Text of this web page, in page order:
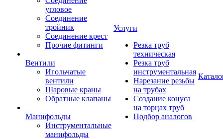
угловое
Соединение
тройник
Соединение крест
Прочие фитинги
Вентили
Игольчатые
вентили
Шаровые краны
Обратные клапаны
Манифольды
Инструментальные
манифольды
Услуги
Резка труб
техническая
Резка труб
инструментальная
Нарезание резьбы
на трубах
Создание конуса
на торцах труб
Подбор аналогов